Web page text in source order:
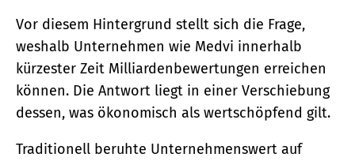
Vor diesem Hintergrund stellt sich die Frage,
weshalb Unternehmen wie Medvi innerhalb
kürzester Zeit Milliardenbewertungen erreichen
können. Die Antwort liegt in einer Verschiebung
dessen, was ökonomisch als wertschöpfend gilt.
Traditionell beruhte Unternehmenswert auf